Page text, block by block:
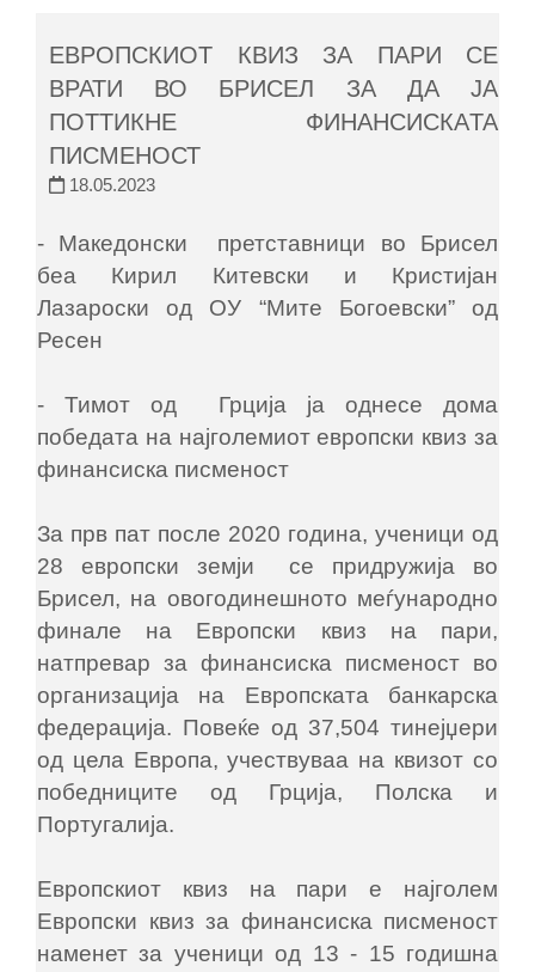
ЕВРОПСКИОТ КВИЗ ЗА ПАРИ СЕ
ВРАТИ ВО БРИСЕЛ ЗА ДА ЈА
ПОТТИКНЕ ФИНАНСИСКAТА
ПИСМЕНОСТ
18.05.2023
- Македонски претставници во Брисел
беа Кирил Китевски и Кристијан
Лазароски од ОУ “Мите Богоевски” од
Ресен
- Тимот од Грција ја однесе дома
победата на најголемиот европски квиз за
финансиска писменост
За прв пат после 2020 година, ученици од
28 европски земји се придружија во
Брисел, на овогодинешното меѓународно
финале на Европски квиз на пари,
натпревар за финансиска писменост во
организација на Европската банкарска
федерација. Повеќе од 37,504 тинејџери
од цела Европа, учествуваа на квизот со
победниците од Грција, Полска и
Португалија.
Европскиот квиз на пари е најголем
Европски квиз за финансиска писменост
наменет за ученици од 13 - 15 годишна